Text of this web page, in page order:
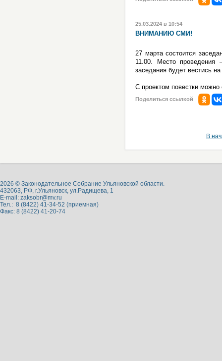
25.03.2024 в 10:54
ВНИМАНИЮ СМИ!
27 марта состоится
11.00. Место
заседания будет вестись
С проектом повестки можно
Поделиться ссылкой
В
2026 © Законодательное Собрание Ульяновской области.
432063, РФ, г.Ульяновск, ул.Радищева, 1
E-mail: zaksobr@mv.ru
Тел.: 8 (8422) 41-34-52 (приемная)
Факс: 8 (8422) 41-20-74